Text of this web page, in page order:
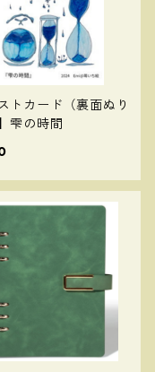
ストカード（裏面ぬり
雫の時間